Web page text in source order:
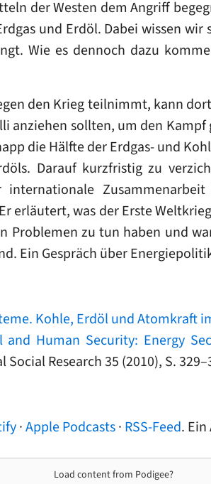
der Westen dem Angriff
und Erdöl. Dabei wissen
Wie es dennoch dazu
den Krieg teilnimmt, kann
anziehen sollten, um den
die Hälfte der Erdgas- und
Darauf kurzfristig zu
erläutert, was der Erste
Problemen zu tun haben und
Ein Gespräch über
Kohle, Erdöl und Atomkraft
and Human Security: Energy
Social Research 35 (2010), S.
·Apple Podcasts· RSS-Feed.
Load content from Podigee?